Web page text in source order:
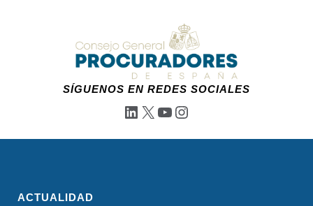
SÍGUENOS EN REDES SOCIALES
LinkedIn
X YouTube
Instagram
ACTUALIDAD